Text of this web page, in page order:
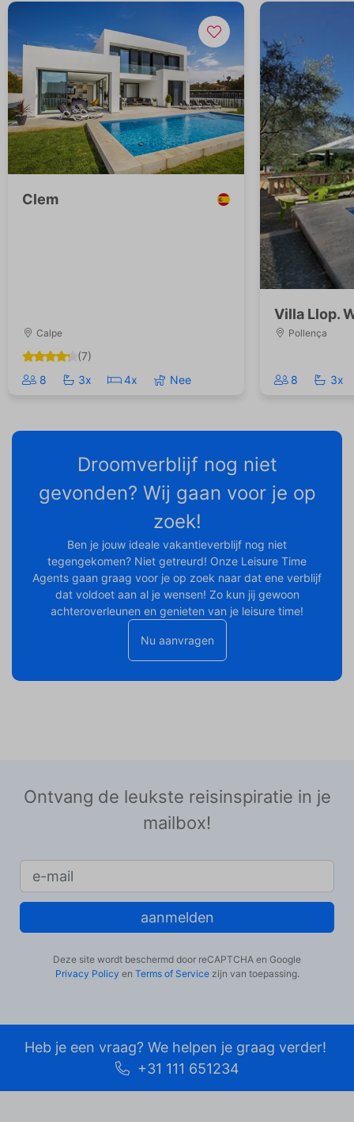
Clem
Calpe
(7)
8
3x 4x Nee
Villa Llop.
Pollença
8 3x
Droomverblijf nog niet
gevonden? Wij gaan voor je op
zoek!
Ben je jouw ideale vakantieverblijf nog niet
tegengekomen? Niet getreurd! Onze Leisure Time
Agents gaan graag voor je op zoek naar dat ene verblijf
dat voldoet aan al je wensen! Zo kun jij gewoon
achteroverleunen en genieten van je leisure time!
Nu aanvragen
Ontvang de leukste reisinspiratie in je
mailbox!
aanmelden
Deze site wordt beschermd door reCAPTCHA en Google
Privacy Policy en Terms of Servicezijn van toepassing.
Heb je een vraag? We helpen je graag verder!
+31 111 651234